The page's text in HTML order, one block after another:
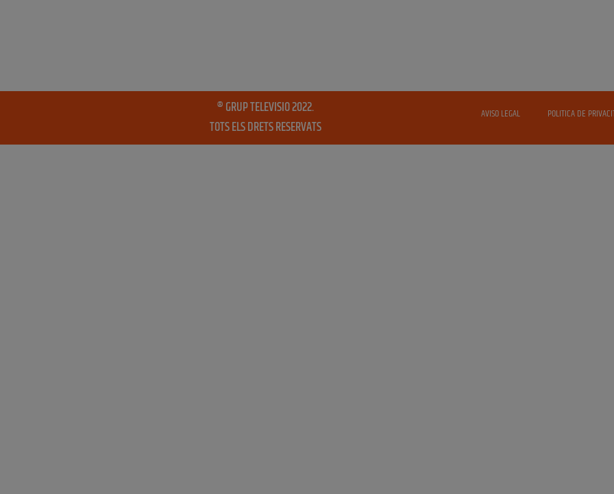
® GRUP TELEVISIO 2022.
TOTS ELS DRETS RESERVATS
AVISO LEGAL POLITICA DE